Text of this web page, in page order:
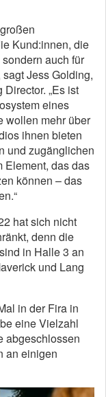
Kund:innen, die
auch für
Jess Golding,
„Es ist
eines
wollen mehr über
ihnen bieten
und zugänglichen
Element, das das
können – das
hat sich nicht
denn die
in Halle 3 an
und Lang
in der Fira in
eine Vielzahl
abgeschlossen
an einigen